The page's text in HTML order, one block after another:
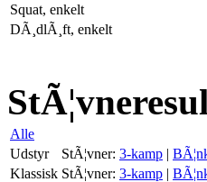
Squat, enkelt
DÃ¸dlÃ¸ft, enkelt
Alle
Udstyr
StÃ¦vner: 3-kamp |
Klassisk StÃ¦vner: 3-kamp |